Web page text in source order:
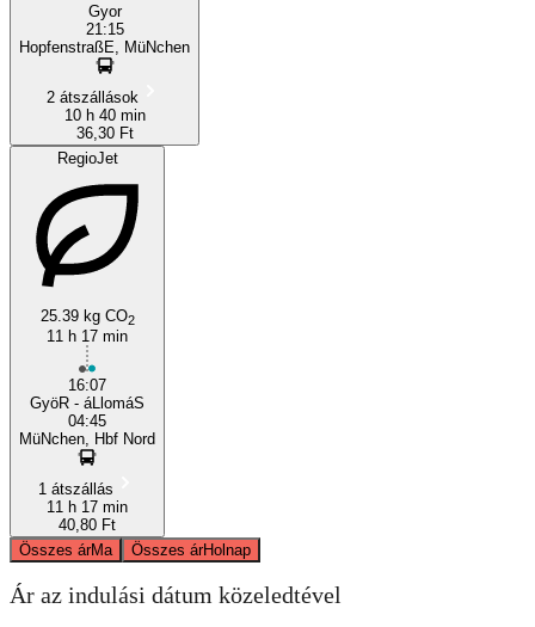
Gyor
21:15
HopfenstraßE, MüNchen
2 átszállások
10 h 40 min
36,30 Ft
RegioJet
25.39 kg CO2
11 h 17 min
16:07
GyöR - áLlomáS
04:45
MüNchen, Hbf Nord
1 átszállás
11 h 17 min
40,80 Ft
Összes árMa Összes árHolnap
Ár az indulási dátum közeledtével